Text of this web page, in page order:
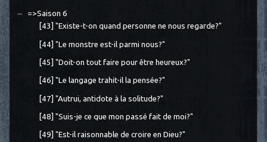
=>Saison 6
[43] "Existe-t-on quand personne ne nous regarde?"
[44] "Le monstre est-il parmi nous?"
[45] "Doit-on tout faire pour être heureux?"
[46] "Le langage trahit-il la pensée?"
[47] "Autrui, antidote à la solitude?"
[48] "Suis-je ce que mon passé fait de moi?"
[49] "Est-il raisonnable de croire en Dieu?"